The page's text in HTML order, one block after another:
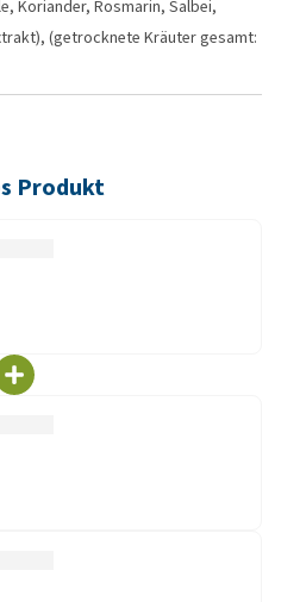
Koriander, Rosmarin, Salbei,
(getrocknete Kräuter gesamt:
Produkt